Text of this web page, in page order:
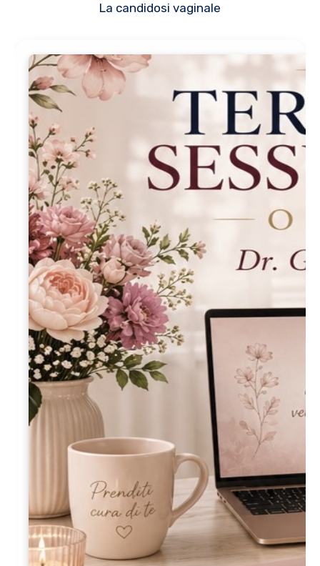
La candidosi vaginale